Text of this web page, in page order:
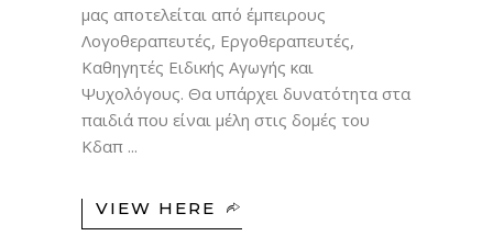
μας αποτελείται από έμπειρους
Λογοθεραπευτές, Εργοθεραπευτές,
Καθηγητές Ειδικής Αγωγής και
Ψυχολόγους. Θα υπάρχει δυνατότητα στα
παιδιά που είναι μέλη στις δομές του
Κδαπ
VIEW HERE